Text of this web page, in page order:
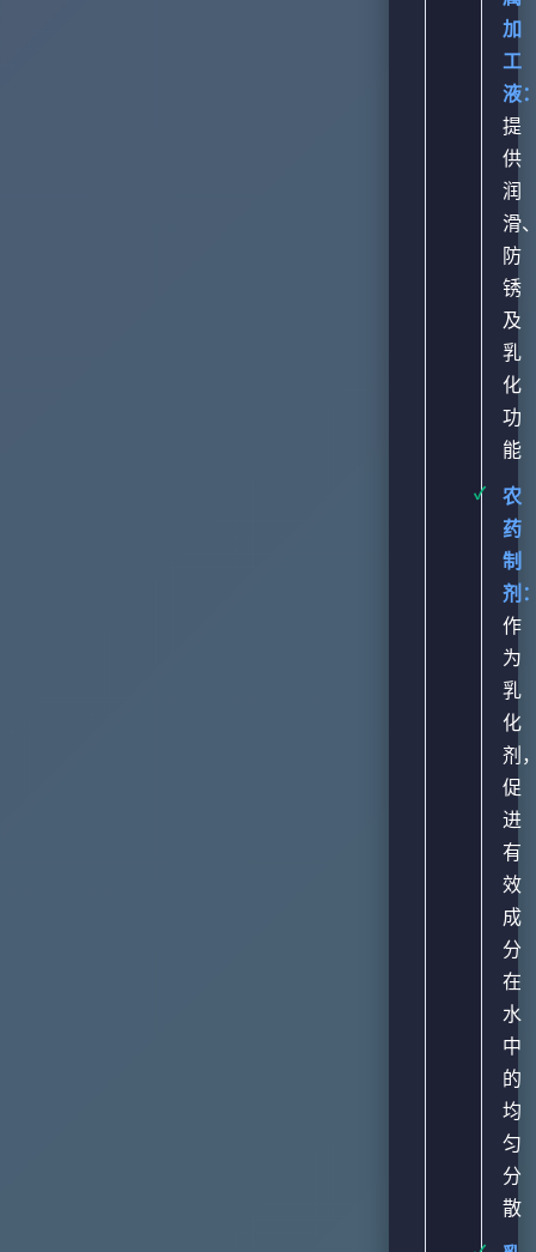
加
工
液
提
供
润
滑
防
锈
及
乳
化
功
能
农
药
制
剂
作
为
乳
化
剂
促
进
有
效
成
分
在
水
中
的
均
匀
分
散